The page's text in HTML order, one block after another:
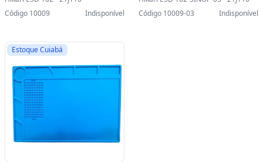
Código 10009
Indisponível
Código 10009-03
Indisponível
Estoque Cuiabá